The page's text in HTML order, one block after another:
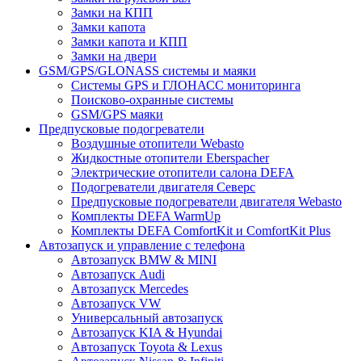
Замки на КПП
Замки капота
Замки капота и КПП
Замки на двери
GSM/GPS/GLONASS системы и маяки
Системы GPS и ГЛОНАСС мониторинга
Поисково-охранные системы
GSM/GPS маяки
Предпусковые подогреватели
Воздушные отопители Webasto
Жидкостные отопители Eberspacher
Электрические отопители салона DEFA
Подогреватели двигателя Северс
Предпусковые подогреватели двигателя Webasto
Комплекты DEFA WarmUp
Комплекты DEFA ComfortKit и ComfortKit Plus
Автозапуск и управление с телефона
Автозапуск BMW & MINI
Автозапуск Audi
Автозапуск Mercedes
Автозапуск VW
Универсальный автозапуск
Автозапуск KIA & Hyundai
Автозапуск Toyota & Lexus